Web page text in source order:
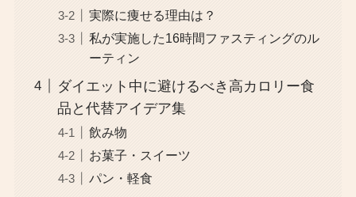
実際に痩せる理由は？
私が実施した16時間ファスティングのル
ーティン
ダイエット中に避けるべき高カロリー食
品と代替アイデア集
飲み物
お菓子・スイーツ
パン・軽食